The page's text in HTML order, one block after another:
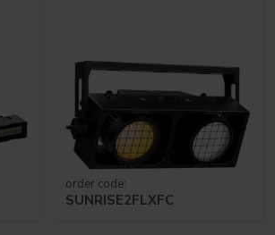
order code:
SUNRISE2FLXFC